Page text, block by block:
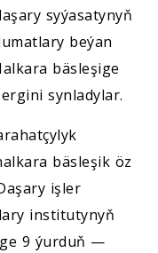
syýasatynyň
beýan
bäsleşige
synladylar.
bäsleşik öz
işler
institutynyň
9 ýurduň —